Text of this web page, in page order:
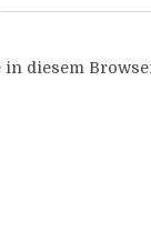
in diesem